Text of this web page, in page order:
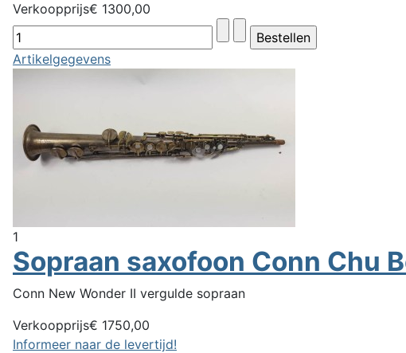
Verkoopprijs€ 1300,00
Artikelgegevens
1
Sopraan saxofoon Conn Chu
Conn New Wonder II vergulde sopraan
Verkoopprijs€ 1750,00
Informeer naar de levertijd!